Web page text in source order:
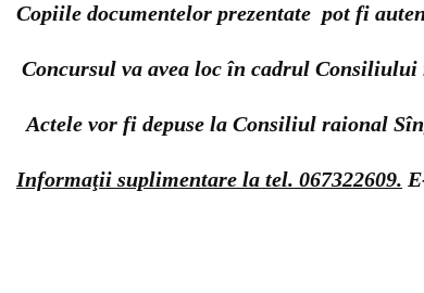
Copiile documentelor prezentate pot fi
Concursul va avea loc în cadrul
Actele vor fi depuse la Consiliul raional
Informaţii suplimentare la tel. 067322609.